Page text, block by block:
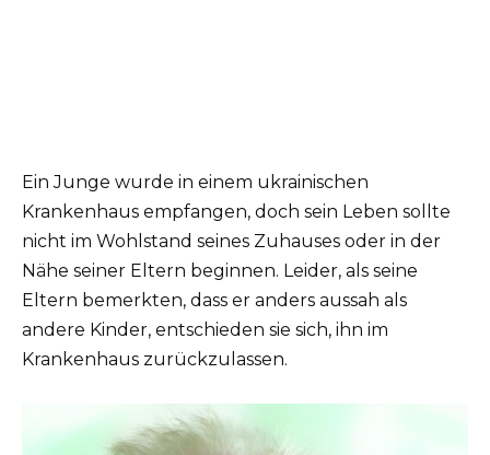
Ein Junge wurde in einem ukrainischen
Krankenhaus empfangen, doch sein Leben sollte
nicht im Wohlstand seines Zuhauses oder in der
Nähe seiner Eltern beginnen. Leider, als seine
Eltern bemerkten, dass er anders aussah als
andere Kinder, entschieden sie sich, ihn im
Krankenhaus zurückzulassen.